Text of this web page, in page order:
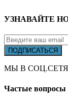
УЗНАВАЙТЕ
МЫ В
Частые вопросы